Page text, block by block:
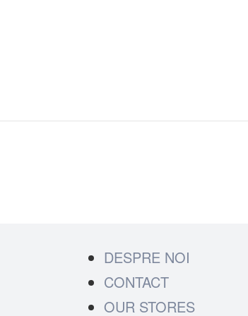
DESPRE NOI
CONTACT
OUR STORES